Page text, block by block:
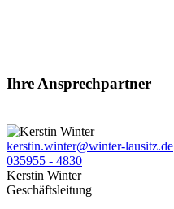
Ihre Ansprechpartner
kerstin.winter@winter-lausitz.de
035955 - 4830
Kerstin Winter
Geschäftsleitung